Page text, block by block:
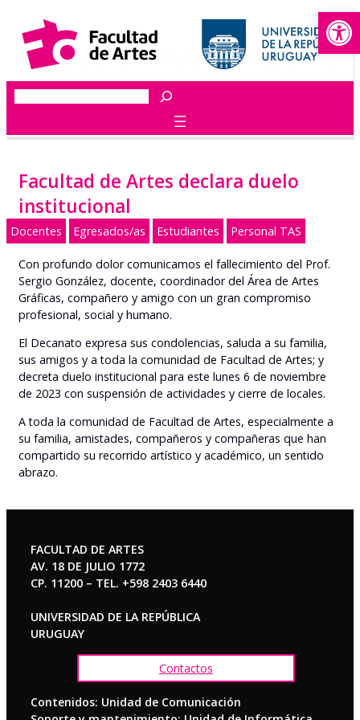
contenido
Buscar
Facultad de Artes declara duelo
institucional
Docentes Egresados/as Estudiantes Personal TAS
Con profundo dolor comunicamos el fallecimiento del Prof.
Sergio González, docente, coordinador del Área de Artes
Gráficas, compañero y amigo con un gran compromiso
profesional, social y humano.
El Decanato expresa sus condolencias, saluda a su familia,
sus amigos y a toda la comunidad de Facultad de Artes; y
decreta duelo institucional para este lunes 6 de noviembre
de 2023 con suspensión de actividades y cierre de locales.
A toda la comunidad de Facultad de Artes, especialmente a
su familia, amistades, compañeros y compañeras que han
compartido su recorrido artístico y académico, un sentido
abrazo.
FACULTAD DE ARTES
AV. 18 DE JULIO 1772
CP. 11200 – TEL. +598 2403 6440
UNIVERSIDAD DE LA REPÚBLICA
URUGUAY
Contactos
Contenidos: Unidad de Comunicación